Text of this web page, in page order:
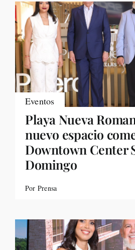
Eventos
Playa Nueva
nuevo espacio
Downtown Center
Domingo
Por Prensa